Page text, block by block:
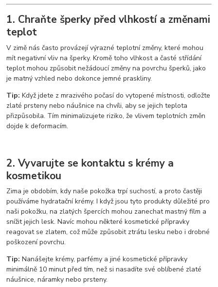
1. Chraňte šperky před vlhkostí a změnami
teplot
V zimě nás často provázejí výrazné teplotní změny, které mohou
mít negativní vliv na šperky. Kromě toho vlhkost a časté střídání
teplot mohou způsobit nežádoucí změny na povrchu šperků, jako
je matný vzhled nebo dokonce jemné praskliny.
Tip: Když jdete z mrazivého počasí do vytopené místnosti, odložte
zlaté prsteny nebo náušnice na chvíli, aby se jejich teplota
přizpůsobila. Tím minimalizujete riziko, že vlivem teplotních změn
dojde k deformacím.
2. Vyvarujte se kontaktu s krémy a
kosmetikou
Zima je obdobím, kdy naše pokožka trpí suchostí, a proto častěji
používáme hydratační krémy. I když jsou tyto produkty důležité pro
naši pokožku, na zlatých špercích mohou zanechat mastný film a
snížit jejich lesk. Navíc mohou některé kosmetické přípravky
reagovat se zlatem, což může způsobit ztrátu lesku nebo i drobné
poškození povrchu.
Tip: Nanášejte krémy, parfémy a jiné kosmetické přípravky
minimálně 10 minut před tím, než si nasadíte své oblíbené zlaté
náušnice, náramky nebo prsteny.